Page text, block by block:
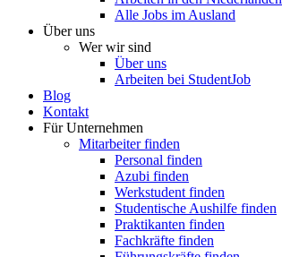
Alle Jobs im Ausland
Über uns
Wer wir sind
Über uns
Arbeiten bei StudentJob
Blog
Kontakt
Für Unternehmen
Mitarbeiter finden
Personal finden
Azubi finden
Werkstudent finden
Studentische Aushilfe finden
Praktikanten finden
Fachkräfte finden